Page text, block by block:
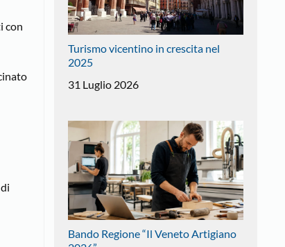
con
Turismo vicentino in crescita nel
2025
31 Luglio 2026
Bando Regione “Il Veneto Artigiano